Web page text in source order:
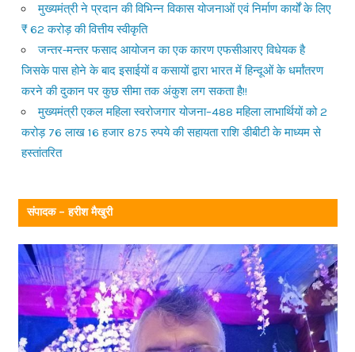
मुख्यमंत्री ने प्रदान की विभिन्न विकास योजनाओं एवं निर्माण कार्यों के लिए
₹ 62 करोड़ की वित्तीय स्वीकृति
जन्तर-मन्तर फसाद आयोजन का एक कारण एफसीआरए विधेयक है
जिसके पास होने के बाद इसाईयों व कसायों द्वारा भारत में हिन्दूओं के धर्मांतरण
करने की दुकान पर कुछ सीमा तक अंकुश लग सकता है!!
मुख्यमंत्री एकल महिला स्वरोजगार योजना–488 महिला लाभार्थियों को 2
करोड़ 76 लाख 16 हजार 875 रुपये की सहायता राशि डीबीटी के माध्यम से
हस्तांतरित
संपादक – हरीश मैखुरी